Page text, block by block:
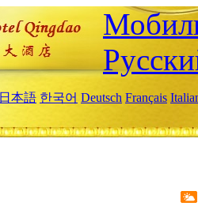
日本語 한국어 Deutsch Français